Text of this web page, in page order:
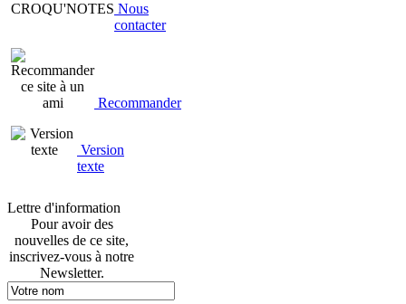
Nous
contacter
Recommander
Version
texte
Lettre d'information
Pour avoir des
nouvelles de ce site,
inscrivez-vous à notre
Newsletter.